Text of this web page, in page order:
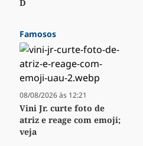
D
Famosos
08/08/2026 às 12:21
Vini Jr. curte foto de
atriz e reage com emoji;
veja